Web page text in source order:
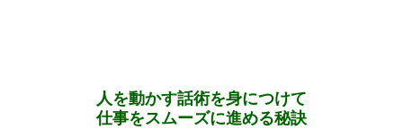
人を動かす話術を身につけて
仕事をスムーズに進める秘訣